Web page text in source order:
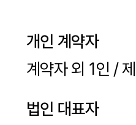
개인 계약자
계약자 외 1인 /
법인 대표자